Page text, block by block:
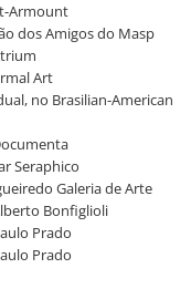
Armount
dos Amigos do Masp
Art
no Brasilian-American
Seraphico
Galeria de Arte
Bonfiglioli
Prado
Prado